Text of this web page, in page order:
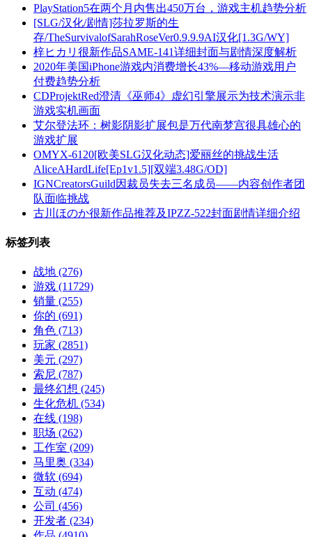
PlayStation5在两个月内售出450万台，游戏主机趋势分析
[SLG/汉化/剧情]莎拉罗斯的生
存/TheSurvivalofSarahRoseVer0.9.9.9AI汉化[1.3G/WY]
梓ヒカリ很新作品SAME-141详细封面与剧情深度解析
2020年美国iPhone游戏内消费增长43%—移动游戏用户
付费趋势分析
CDProjektRed澄清《巫师4》虚幻引擎展示为技术演示非
游戏实机画面
艾尔登法环：树影阴影扩展包是万代南梦宫很具雄心的
游戏扩展
OMYX-6120[欧美SLG汉化动态]爱丽丝的挑战生活
AliceAHardLife[Ep1v1.5][双端3.48G/OD]
IGNCreatorsGuild因裁员失去三名成员——内容创作者团
队面临挑战
古川ほのか很新作品推荐及IPZZ-522封面剧情详细介绍
标签列表
战地 (276)
游戏 (11729)
销量 (255)
你的 (691)
角色 (713)
玩家 (2851)
美元 (297)
索尼 (787)
最终幻想 (245)
生化危机 (534)
在线 (198)
职场 (262)
工作室 (209)
马里奥 (334)
微软 (694)
互动 (474)
公司 (456)
开发者 (234)